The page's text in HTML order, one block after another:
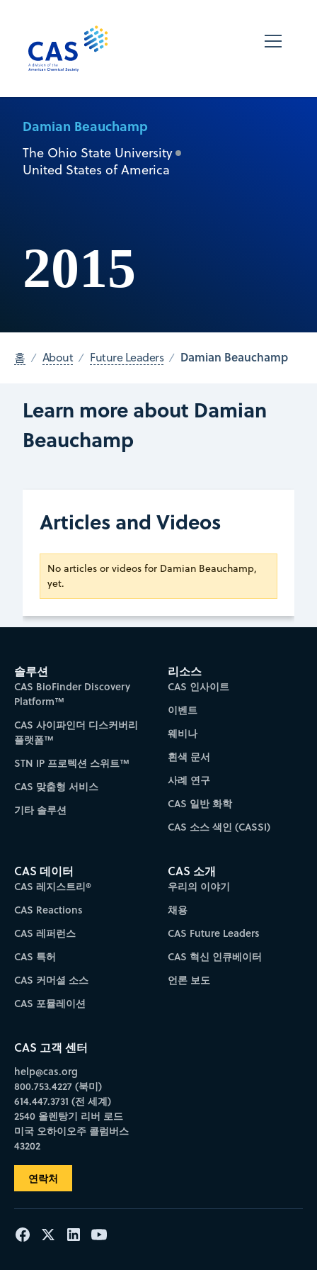
Damian Beauchamp
The Ohio State University
United States of America
2015
홈 About Future Leaders Damian Beauchamp
Learn more about Damian
Beauchamp
Articles and Videos
No articles or videos for Damian Beauchamp,
yet.
솔루션
CAS BioFinder Discovery
Platform™
CAS 사이파인더 디스커버리
플랫폼™
STN IP 프로텍션 스위트™
CAS 맞춤형 서비스
기타 솔루션
리소스
CAS 인사이트
이벤트
웨비나
흰색 문서
사례 연구
CAS 일반 화학
CAS 소스 색인 (CASSI)
CAS 데이터
CAS 레지스트리®
CAS Reactions
CAS 레퍼런스
CAS 특허
CAS 커머셜 소스
CAS 포뮬레이션
CAS 소개
우리의 이야기
채용
CAS Future Leaders
CAS 혁신 인큐베이터
언론 보도
CAS 고객 센터
help@cas.org
800.753.4227 (북미)
614.447.3731 (전 세계)
2540 올렌탕기 리버 로드
미국 오하이오주 콜럼버스
43202
연락처